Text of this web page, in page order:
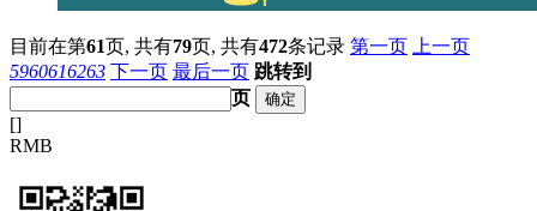
目前在第61页, 共有79页, 共有472条记录 第一页
上一页
5960616263 下一页 最后一页 跳转到
页
[]
RMB